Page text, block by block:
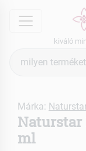
menu
kiváló
keresés
Márka:
Naturstar
ml